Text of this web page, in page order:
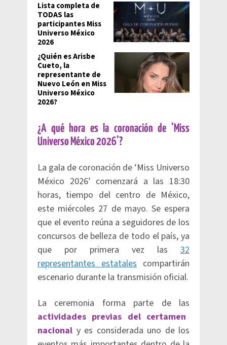
Lista completa de
TODAS las
participantes Miss
Universo México
2026
¿Quién es Arisbe
Cueto, la
representante de
Nuevo León en Miss
Universo México
2026?
¿A qué hora es la coronación de ‘Miss
Universo México 2026’?
La gala de coronación de ‘Miss Universo
México 2026’ comenzará a las 18:30
horas, tiempo del centro de México,
este miércoles 27 de mayo. Se espera
que el evento reúna a seguidores de los
concursos de belleza de todo el país, ya
que por primera vez las 32
representantes estatales compartirán
escenario durante la transmisión oficial.
La ceremonia forma parte de las
actividades previas del certamen
nacional y es considerada uno de los